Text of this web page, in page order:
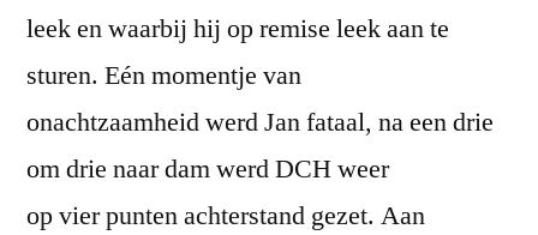
leek en waarbij hij op remise leek aan te
sturen. Eén momentje van
onachtzaamheid werd Jan fataal, na een drie
om drie naar dam werd DCH weer
op vier punten achterstand gezet. Aan